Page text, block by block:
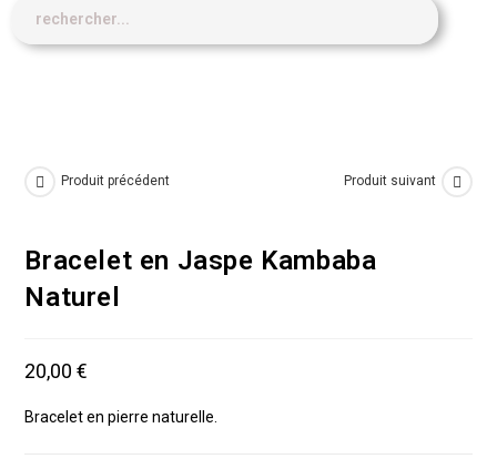
Produit précédent Produit suivant
Bracelet en Jaspe Kambaba
Naturel
20,00€
Bracelet en pierre naturelle.